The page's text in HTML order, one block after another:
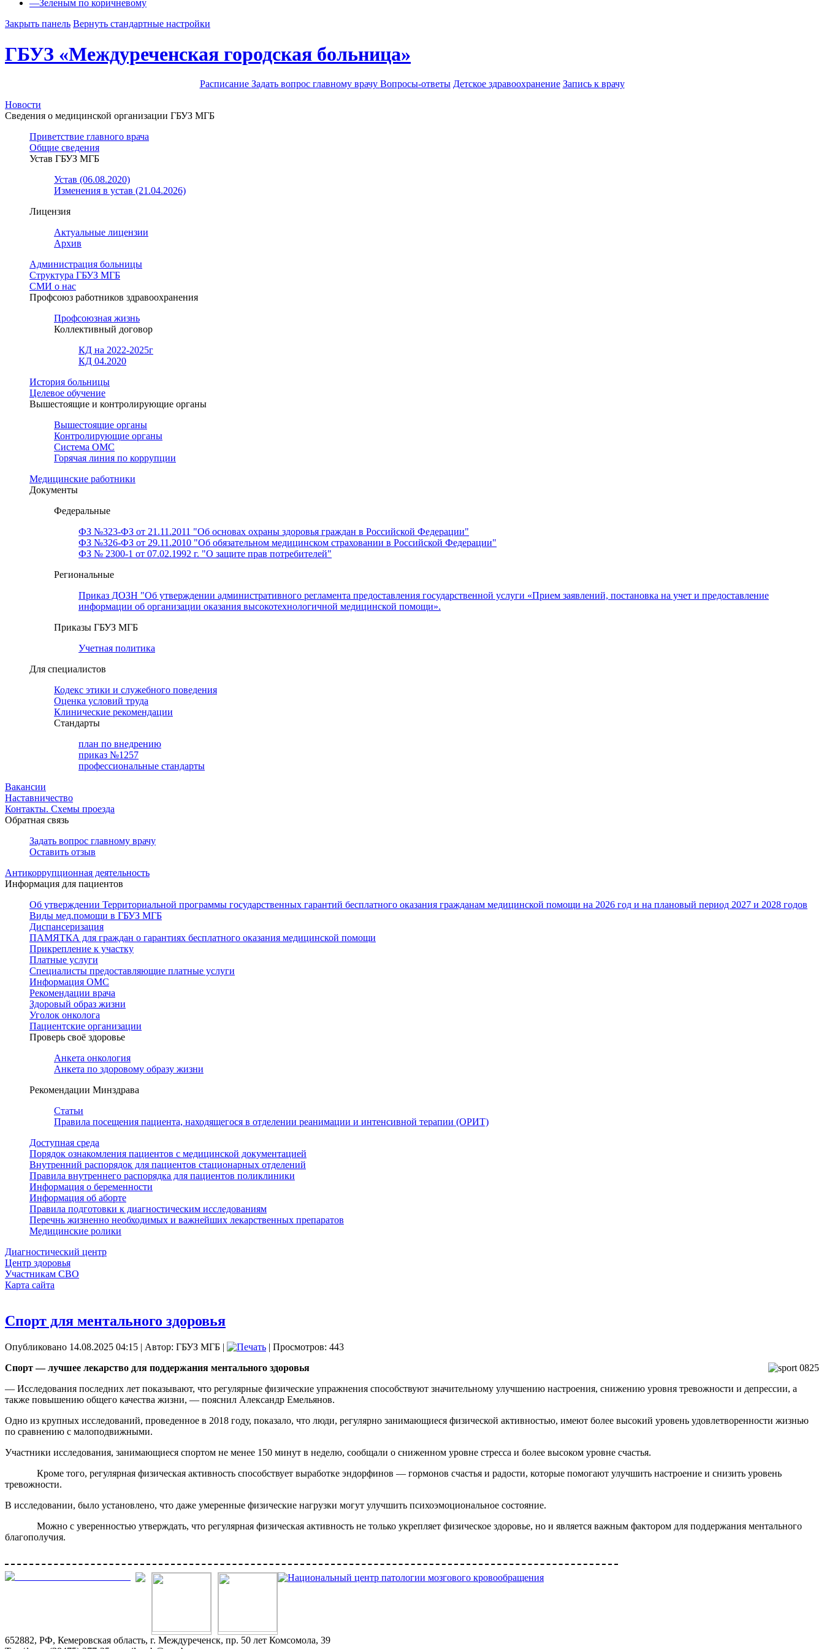
—Зеленым по коричневому
Закрыть панель Вернуть стандартные настройки
ГБУЗ «Междуреченская городская больница»
Расписание Задать вопрос главному врачу Вопросы-ответы Детское здравоохранение Запись к врачу
Новости
Сведения о медицинской организации ГБУЗ МГБ
Приветствие главного врача
Общие сведения
Устав ГБУЗ МГБ
Устав (06.08.2020)
Изменения в устав (21.04.2026)
Лицензия
Актуальные лицензии
Архив
Администрация больницы
Структура ГБУЗ МГБ
СМИ о нас
Профсоюз работников здравоохранения
Профсоюзная жизнь
Коллективный договор
КД на 2022-2025г
КД 04.2020
История больницы
Целевое обучение
Вышестоящие и контролирующие органы
Вышестоящие органы
Контролирующие органы
Система ОМС
Горячая линия по коррупции
Медицинские работники
Документы
Федеральные
ФЗ №323-ФЗ от 21.11.2011 "Об основах охраны здоровья граждан в Российской Федерации"
ФЗ №326-ФЗ от 29.11.2010 "Об обязательном медицинском страховании в Российской Федерации"
ФЗ № 2300-1 от 07.02.1992 г. "О защите прав потребителей"
Региональные
Приказ ДОЗН "Об утверждении административного регламента предоставления государственной услуги «Прием заявлений, постановка на учет и предоставление
информации об организации оказания высокотехнологичной медицинской помощи».
Приказы ГБУЗ МГБ
Учетная политика
Для специалистов
Кодекс этики и служебного поведения
Оценка условий труда
Клинические рекомендации
Cтандарты
план по внедрению
приказ №1257
профессиональные стандарты
Вакансии
Наставничество
Контакты. Схемы проезда
Обратная связь
Задать вопрос главному врачу
Оставить отзыв
Антикоррупционная деятельность
Информация для пациентов
Об утверждении Территориальной программы государственных гарантий бесплатного оказания гражданам медицинской помощи на 2026 год и на плановый период 2027 и 2028 годов
Виды мед.помощи в ГБУЗ МГБ
Диспансеризация
ПАМЯТКА для граждан о гарантиях бесплатного оказания медицинской помощи
Прикрепление к участку
Платные услуги
Специалисты предоставляющие платные услуги
Информация ОМС
Рекомендации врача
Здоровый образ жизни
Уголок онколога
Пациентские организации
Проверь своё здоровье
Анкета онкология
Анкета по здоровому образу жизни
Рекомендации Минздрава
Статьи
Правила посещения пациента, находящегося в отделении реанимации и интенсивной терапии (ОРИТ)
Доступная среда
Порядок ознакомления пациентов с медицинской документацией
Внутренний распорядок для пациентов стационарных отделений
Правила внутреннего распорядка для пациентов поликлиники
Информация о беременности
Информация об аборте
Правила подготовки к диагностическим исследованиям
Перечнь жизненно необходимых и важнейших лекарственных препаратов
Медицинские ролики
Диагностический центр
Центр здоровья
Участникам СВО
Карта сайта
Спорт для ментального здоровья
Опубликовано 14.08.2025 04:15 | Автор: ГБУЗ МГБ |
| Просмотров: 443
Спорт — лучшее лекарство для поддержания ментального здоровья
— Исследования последних лет показывают, что регулярные физические упражнения способствуют значительному улучшению настроения, снижению уровня тревожности и депрессии, а
также повышению общего качества жизни, — пояснил Александр Емельянов.
Одно из крупных исследований, проведенное в 2018 году, показало, что люди, регулярно занимающиеся физической активностью, имеют более высокий уровень удовлетворенности жизнью
по сравнению с малоподвижными.
Участники исследования, занимающиеся спортом не менее 150 минут в неделю, сообщали о сниженном уровне стресса и более высоком уровне счастья.
Кроме того, регулярная физическая активность способствует выработке эндорфинов — гормонов счастья и радости, которые помогают улучшить настроение и снизить уровень
тревожности.
В исследовании, было установлено, что даже умеренные физические нагрузки могут улучшить психоэмоциональное состояние.
Можно с уверенностью утверждать, что регулярная физическая активность не только укрепляет физическое здоровье, но и является важным фактором для поддержания ментального
благополучия.
652882, РФ, Кемеровская область, г. Междуреченск, пр. 50 лет Комсомола, 39